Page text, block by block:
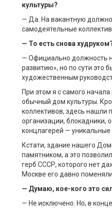
культуры?
— Да. На вакантную
самодеятельные
— То есть снова
— Официально должность
развитию», но по сути это
художественным
При этом я с самого
обычный дом культуры.
коллективов, здесь нашли
организации, блокадники,
концлагерей —
Кстати, здание нашего
памятником, а это
герб СССР, которого нет
Москве его давно
— Думаю, кое-кого это
— Не исключено. Но, в